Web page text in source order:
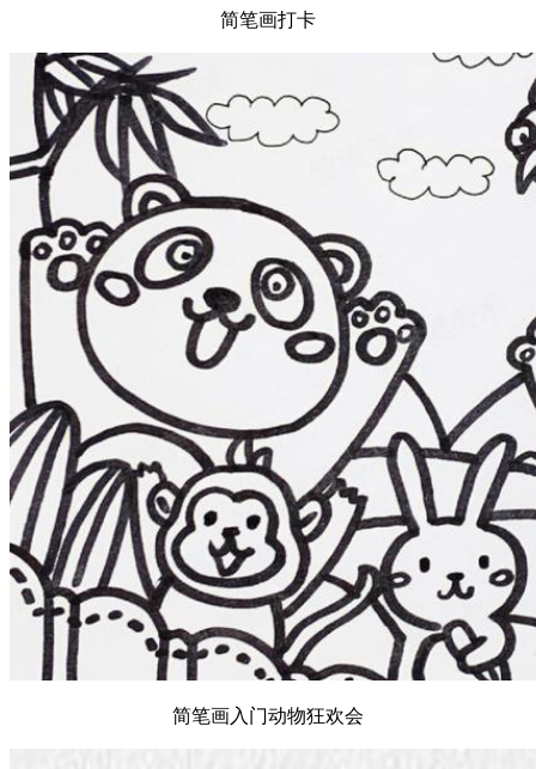
简笔画打卡
简笔画入门动物狂欢会